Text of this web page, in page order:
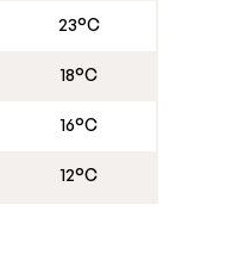
23°C
18°C
16°C
12°C